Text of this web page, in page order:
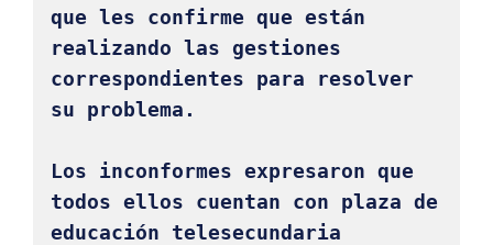
que les confirme que están
realizando las gestiones
correspondientes para resolver
su problema.
Los inconformes expresaron que
todos ellos cuentan con plaza de
educación telesecundaria